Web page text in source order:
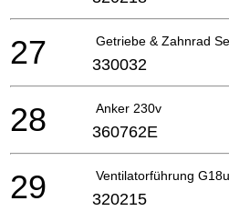
Getriebe & Zahnrad
27 330032
Anker 230v
28 360762E
Ventilatorführung
29 320215